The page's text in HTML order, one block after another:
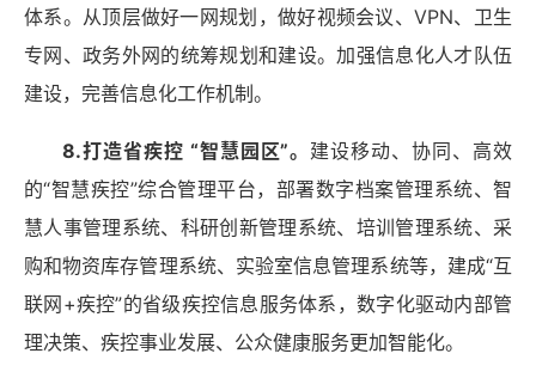
体系。从顶层做好一网规划，做好视频会议、VPN、卫生
专网、政务外网的统筹规划和建设。加强信息化人才队伍
建设，完善信息化工作机制。
8.打造省疾控 “智慧园区”。 建设移动、协同、高效
的“智慧疾控”综合管理平台，部署数字档案管理系统、智
慧人事管理系统、科研创新管理系统、培训管理系统、采
购和物资库存管理系统、实验室信息管理系统等，建成“互
联网+疾控”的省级疾控信息服务体系，数字化驱动内部管
理决策、疾控事业发展、公众健康服务更加智能化。